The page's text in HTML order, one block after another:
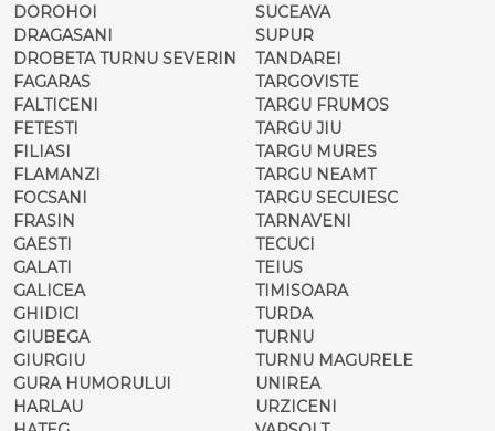
DOROHOI
DRAGASANI
DROBETA TURNU SEVERIN
FAGARAS
FALTICENI
FETESTI
FILIASI
FLAMANZI
FOCSANI
FRASIN
GAESTI
GALATI
GALICEA
GHIDICI
GIUBEGA
GIURGIU
GURA HUMORULUI
HARLAU
SUCEAVA
SUPUR
TANDAREI
TARGOVISTE
TARGU FRUMOS
TARGU JIU
TARGU MURES
TARGU NEAMT
TARGU SECUIESC
TARNAVENI
TECUCI
TEIUS
TIMISOARA
TURDA
TURNU
TURNU MAGURELE
UNIREA
URZICENI